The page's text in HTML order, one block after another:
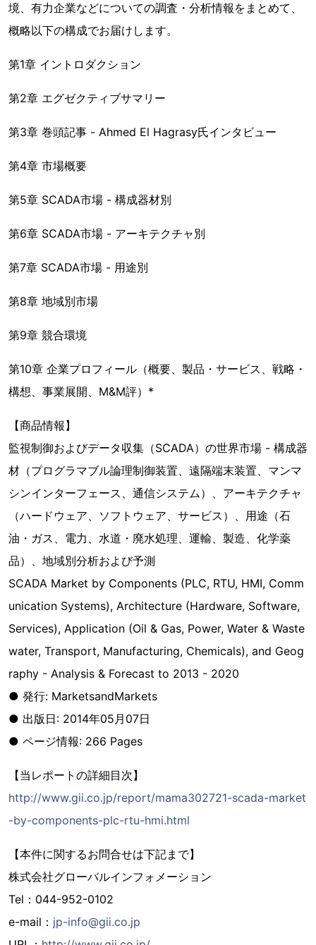
境、有力企業などについての調査・分析情報をまとめて、
概略以下の構成でお届けします。
第1章 イントロダクション
第2章 エグゼクティブサマリー
第3章 巻頭記事 - Ahmed El Hagrasy氏インタビュー
第4章 市場概要
第5章 SCADA市場 - 構成器材別
第6章 SCADA市場 - アーキテクチャ別
第7章 SCADA市場 - 用途別
第8章 地域別市場
第9章 競合環境
第10章 企業プロフィール（概要、製品・サービス、戦略・
構想、事業展開、M&M評）*
【商品情報】
監視制御およびデータ収集（SCADA）の世界市場 - 構成器
材（プログラマブル論理制御装置、遠隔端末装置、マンマ
シンインターフェース、通信システム）、アーキテクチャ
（ハードウェア、ソフトウェア、サービス）、用途（石
油・ガス、電力、水道・廃水処理、運輸、製造、化学薬
品）、地域別分析および予測
SCADA Market by Components (PLC, RTU, HMI, Comm
unication Systems), Architecture (Hardware, Software,
Services), Application (Oil & Gas, Power, Water & Waste
water, Transport, Manufacturing, Chemicals), and Geog
raphy - Analysis & Forecast to 2013 - 2020
● 発行: MarketsandMarkets
● 出版日: 2014年05月07日
● ページ情報: 266 Pages
【当レポートの詳細目次】
http://www.gii.co.jp/report/mama302721-scada-market
-by-components-plc-rtu-hmi.html
【本件に関するお問合せは下記まで】
株式会社グローバルインフォメーション
Tel：044-952-0102
e-mail： jp-info@gii.co.jp